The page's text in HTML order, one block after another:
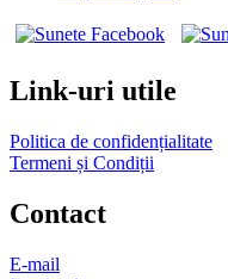
Link-uri utile
Politica de confidențialitate
Termeni și Condiții
Contact
E-mail